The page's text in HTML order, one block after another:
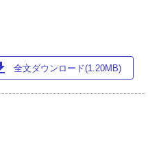
全文ダウンロード(1.20MB)